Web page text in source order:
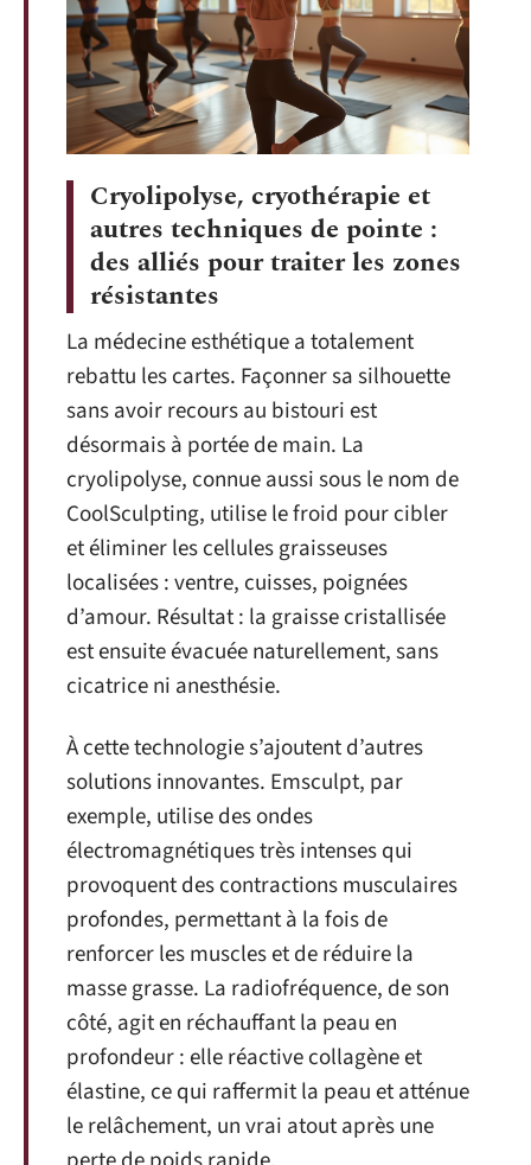
Cryolipolyse, cryothérapie et
autres techniques de pointe :
des alliés pour traiter les zones
résistantes
La médecine esthétique a totalement
rebattu les cartes. Façonner sa silhouette
sans avoir recours au bistouri est
désormais à portée de main. La
cryolipolyse, connue aussi sous le nom de
CoolSculpting, utilise le froid pour cibler
et éliminer les cellules graisseuses
localisées : ventre, cuisses, poignées
d’amour. Résultat : la graisse cristallisée
est ensuite évacuée naturellement, sans
cicatrice ni anesthésie.
À cette technologie s’ajoutent d’autres
solutions innovantes. Emsculpt, par
exemple, utilise des ondes
électromagnétiques très intenses qui
provoquent des contractions musculaires
profondes, permettant à la fois de
renforcer les muscles et de réduire la
masse grasse. La radiofréquence, de son
côté, agit en réchauffant la peau en
profondeur : elle réactive collagène et
élastine, ce qui raffermit la peau et atténue
le relâchement, un vrai atout après une